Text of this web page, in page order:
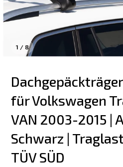
1 / 8
für Volkswagen
VAN 2003-2015 |
Schwarz |
TÜV SÜD